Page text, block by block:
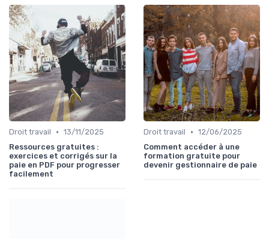
Droit travail • 13/11/2025
Ressources gratuites :
exercices et corrigés sur la
paie en PDF pour progresser
facilement
Droit travail • 12/06/2025
Comment accéder à une
formation gratuite pour
devenir gestionnaire de paie